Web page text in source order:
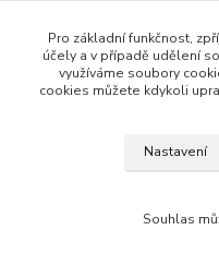
Pro základní funkčnost,
účely a v případě udělení
využíváme soubory
cookies můžete kdykoli
Nastavení
Souhlas